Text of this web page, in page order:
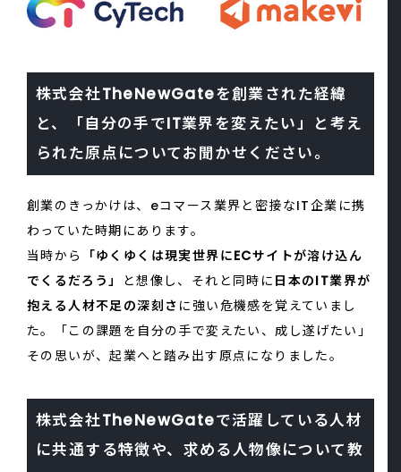
株式会社TheNewGateを創業された経緯
と、「自分の手でIT業界を変えたい」と考え
られた原点についてお聞かせください。
創業のきっかけは、eコマース業界と密接なIT企業に携
わっていた時期にあります。
当時から
「ゆくゆくは現実世界にECサイトが溶け込ん
でくるだろう」
と想像し、それと同時に 日本のIT業界が
抱える人材不足の深刻さ に強い危機感を覚えていまし
た。「この課題を自分の手で変えたい、成し遂げたい」
その思いが、起業へと踏み出す原点になりました。
株式会社TheNewGateで活躍している人材
に共通する特徴や、求める人物像について教